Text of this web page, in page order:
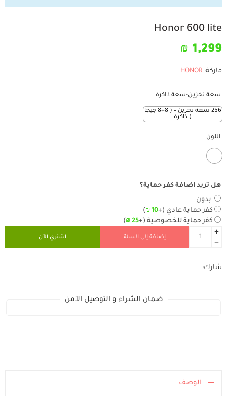
Honor 600 lite
1,299
₪
ماركة: HONOR
سعة تخزين-سعة ذاكرة
256 سعة تخزين – ( 8+8 جيجا
) ذاكرة
اللون
هل تريد اضافة كفر حماية؟
بدون
كفر حماية عادي (+
10
₪
)
كفر حماية للخصوصية (+
25
₪
)
إضافة إلى السلة اشتري الآن
شارك:
ضمان الشراء و التوصيل الآمن
الوصف